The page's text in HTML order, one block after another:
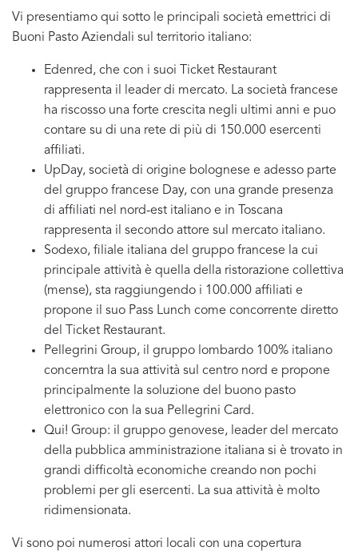
Vi presentiamo qui sotto le principali società emettrici di
Buoni Pasto Aziendali sul territorio italiano:
Edenred, che con i suoi Ticket Restaurant
rappresenta il leader di mercato. La società francese
ha riscosso una forte crescita negli ultimi anni e puo
contare su di una rete di più di 150.000 esercenti
affiliati.
UpDay, società di origine bolognese e adesso parte
del gruppo francese Day, con una grande presenza
di affiliati nel nord-est italiano e in Toscana
rappresenta il secondo attore sul mercato italiano.
Sodexo, filiale italiana del gruppo francese la cui
principale attività è quella della ristorazione collettiva
(mense), sta raggiungendo i 100.000 affiliati e
propone il suo Pass Lunch come concorrente diretto
del Ticket Restaurant.
Pellegrini Group, il gruppo lombardo 100% italiano
concerntra la sua attività sul centro nord e propone
principalmente la soluzione del buono pasto
elettronico con la sua Pellegrini Card.
Qui! Group: il gruppo genovese, leader del mercato
della pubblica amministrazione italiana si è trovato in
grandi difficoltà economiche creando non pochi
problemi per gli esercenti. La sua attività è molto
ridimensionata.
Vi sono poi numerosi attori locali con una copertura